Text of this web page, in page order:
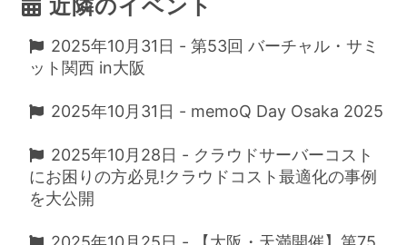
近隣のイベント
2025年10月31日 - 第53回 バーチャル・サミ
ット関西 in大阪
2025年10月31日 - memoQ Day Osaka 2025
2025年10月28日 - クラウドサーバーコスト
にお困りの方必見!クラウドコスト最適化の事例
を大公開